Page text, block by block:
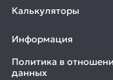
Калькуляторы
Информация
Политика в
данных